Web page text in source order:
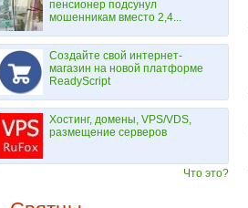
пенсионер подсунул
мошенникам вместо 2,4...
Создайте свой интернет-
магазин на новой платформе
ReadyScript
Хостинг, домены, VPS/VDS,
размещение серверов
Что это?